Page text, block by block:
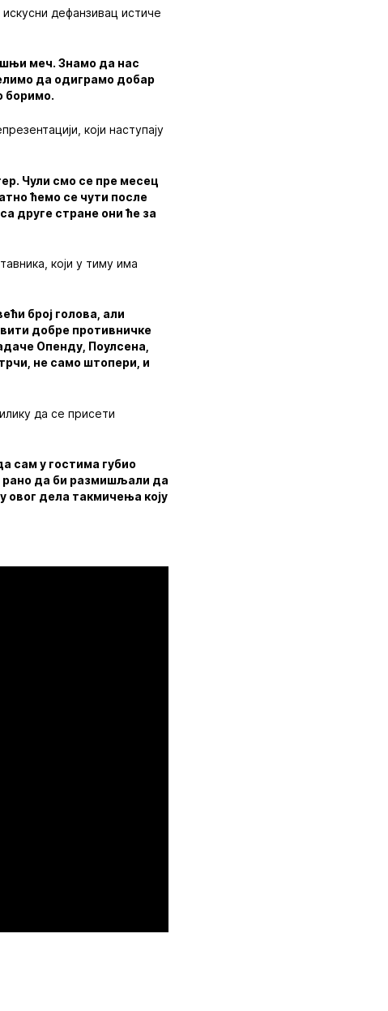
дефанзивац истиче
меч. Знамо да нас
да одиграмо добар
боримо.
који наступају
Чули смо се пре месец
ћемо се чути после
друге стране они ће за
који у тиму има
број голова, али
добре противничке
Опенду, Поулсена,
не само штопери, и
да се присети
сам у гостима губио
рано да би размишљали да
овог дела такмичења коју